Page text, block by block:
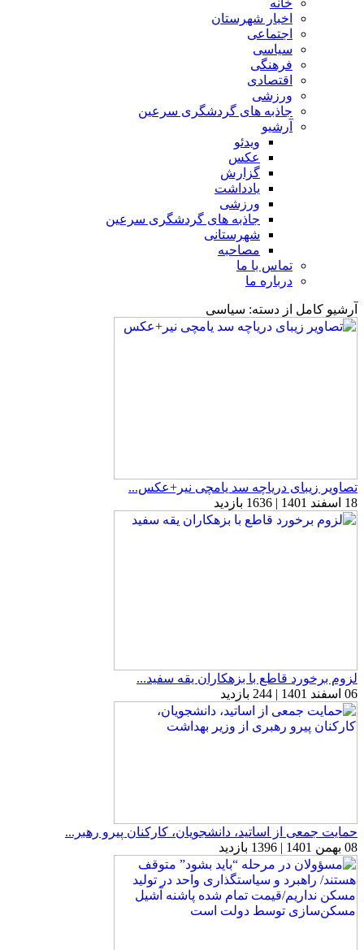
خانه
اخبار شهرستان
اجتماعی
سیاسی
فرهنگی
اقتصادی
ورزشی
جاذبه های گردشگری سرعین
آرشیو
ویدئو
عکس
گزارش
یادداشت
ورزشی
جاذبه های گردشگری سرعین
شهرستانی
مصاحبه
تماس با ما
درباره ما
آرشیو کامل از دسته: سیاسی
تصاویر زیبای دریاچه سد یامچی نیر+عکس...
18 اسفند 1401 | 1636 بازدید
لزوم برخورد قاطع با بزهکاران یقه سفید...
06 اسفند 1401 | 244 بازدید
حمایت جمعی از اساتید، دانشجویان، کارکنان پیرو رهبر...
08 بهمن 1401 | 1396 بازدید